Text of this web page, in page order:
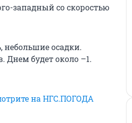
западный со скоростью
небольшие осадки.
Днем будет около –1.
на НГС.ПОГОДА